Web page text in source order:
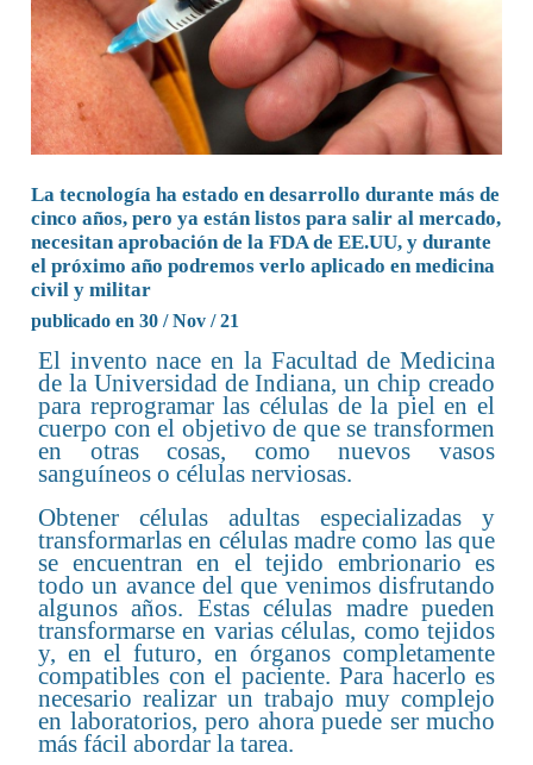
La tecnología ha estado en desarrollo durante más de
cinco años, pero ya están listos para salir al mercado,
necesitan aprobación de la FDA de EE.UU, y durante
el próximo año podremos verlo aplicado en medicina
civil y militar
publicado en 30 / Nov / 21
El invento nace en la Facultad de Medicina
de la Universidad de Indiana, un chip creado
para reprogramar las células de la piel en el
cuerpo con el objetivo de que se transformen
en otras cosas, como nuevos vasos
sanguíneos o células nerviosas.
Obtener células adultas especializadas y
transformarlas en células madre como las que
se encuentran en el tejido embrionario es
todo un avance del que venimos disfrutando
algunos años. Estas células madre pueden
transformarse en varias células, como tejidos
y, en el futuro, en órganos completamente
compatibles con el paciente. Para hacerlo es
necesario realizar un trabajo muy complejo
en laboratorios, pero ahora puede ser mucho
más fácil abordar la tarea.